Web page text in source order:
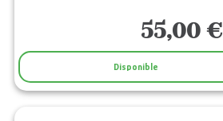
LUCKY DUCK GAMES(4)
55,00 €
Disponible